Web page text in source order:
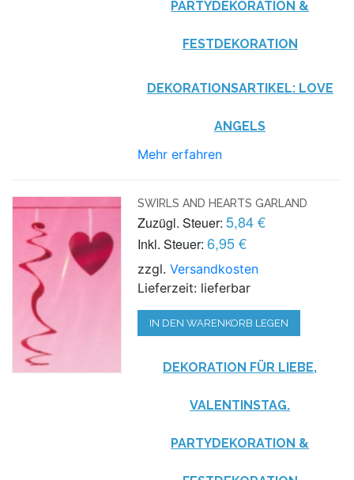
PARTYDEKORATION &
FESTDEKORATION
DEKORATIONSARTIKEL: LOVE
ANGELS
Mehr erfahren
SWIRLS AND HEARTS GARLAND
Zuzügl. Steuer: 5,84 €
Inkl. Steuer: 6,95 €
zzgl.Versandkosten
Lieferzeit: lieferbar
IN DEN WARENKORB LEGEN
DEKORATION FÜR LIEBE,
VALENTINSTAG.
PARTYDEKORATION &